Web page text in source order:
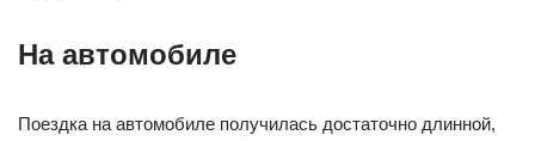
На автомобиле
Поездка на автомобиле получилась достаточно длинной,